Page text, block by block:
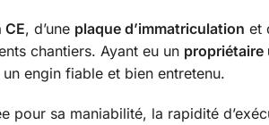
, d’une plaque d’immatriculation et
chantiers. Ayant eu un propriétaire
engin fiable et bien entretenu.
pour sa maniabilité, la rapidité